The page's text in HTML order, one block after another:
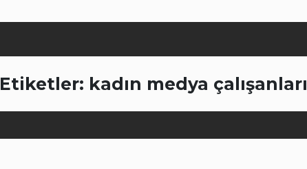
Etiketler: kadın medya çalışanları